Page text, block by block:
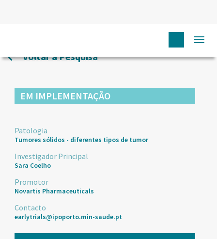
Voltar à Pesquisa
EM IMPLEMENTAÇÃO
Patologia
Tumores sólidos - diferentes tipos de tumor
Investigador Principal
Sara Coelho
Promotor
Novartis Pharmaceuticals
Contacto
earlytrials@ipoporto.min-saude.pt